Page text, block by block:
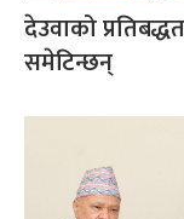
देउवाको
समेटिन्छन्